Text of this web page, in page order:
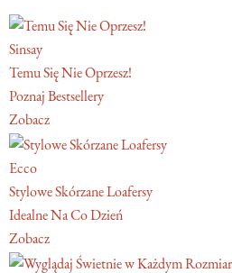
Sinsay
Temu Się Nie Oprzesz!
Poznaj Bestsellery
Zobacz
Ecco
Stylowe Skórzane Loafersy
Idealne Na Co Dzień
Zobacz